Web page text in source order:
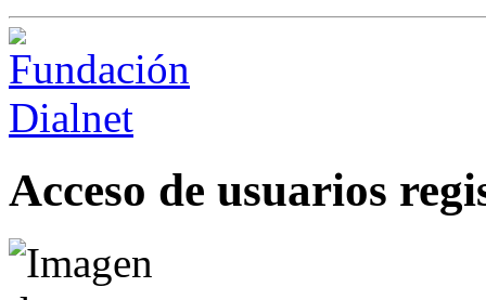
Acceso de usuarios